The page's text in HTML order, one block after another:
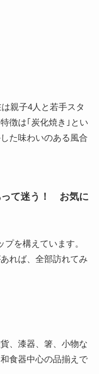
親子4人と若手スタ
徴は｢炭化焼き｣とい
た味わいのある風合
って迷う！ お気に
を構えています。
れば、全部訪れてみ
、漆器、箸、小物な
食器中心の品揃えで